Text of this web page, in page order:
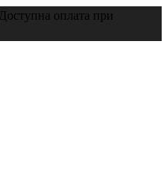
оплата при